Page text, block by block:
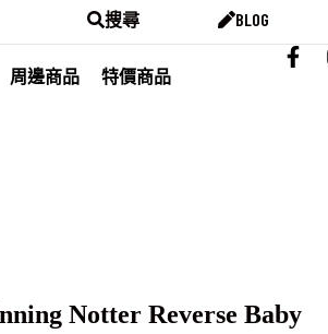
搜尋 BLOG
周邊商品
特價商品
Notter Reverse Baby